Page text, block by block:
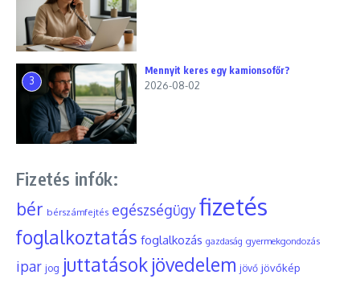
3
Mennyit keres egy kamionsofőr?
2026-08-02
Fizetés infók:
bér bérszámfejtés egészségügyfizetés
foglalkoztatás foglalkozás gazdaság gyermekgondozás
ipar jog juttatások jövedelem jövő jövőkép